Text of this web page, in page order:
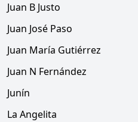
Juan B Justo
Juan José Paso
Juan María Gutiérrez
Juan N Fernández
Junín
La Angelita